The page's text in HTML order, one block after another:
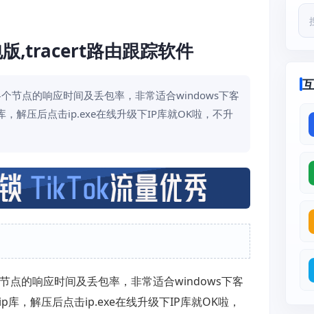
,tracert路由跟踪软件
节点的响应时间及丢包率，非常适合windows下客
解压后点击ip.exe在线升级下IP库就OK啦，不升
点的响应时间及丢包率，非常适合windows下客
，解压后点击ip.exe在线升级下IP库就OK啦，